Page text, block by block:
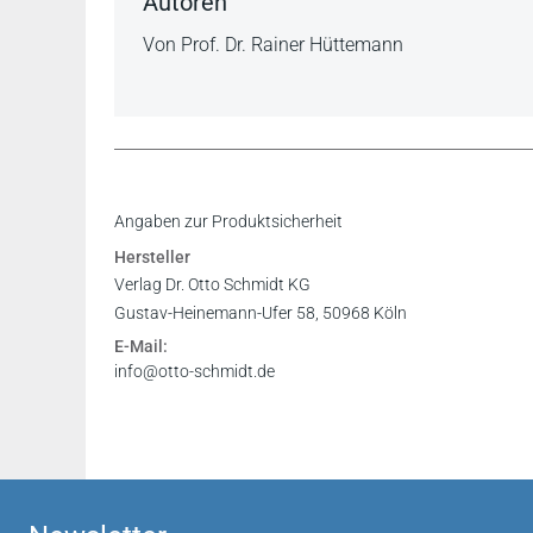
Von Prof. Dr. Rainer Hüttemann
Lesen Sie hier die ausführliche Rezension von
Prof. Dr. Birgit Weitemeyer
Erschließung des umfangreichen Stoffes,
praktischer Verwendbarkeit sucht
neuen Auflage wird die "Grüne Bibel" damit
Inhaltsverzeichnis
Leseprobe
Angaben zur Produktsicherheit
Hersteller
Verlag Dr. Otto Schmidt KG
Gustav-Heinemann-Ufer 58, 50968 Köln
E-Mail:
info@otto-schmidt.de